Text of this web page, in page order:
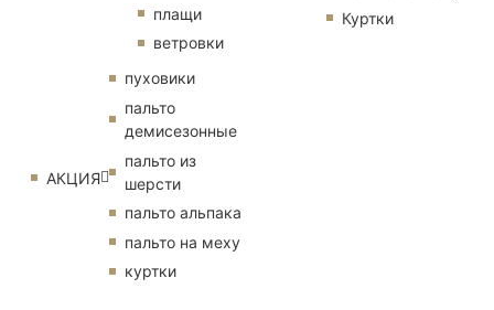
плащи
ветровки
АКЦИЯ
пуховики
пальто
демисезонные
пальто из
шерсти
пальто альпака
пальто на меху
куртки
Куртки